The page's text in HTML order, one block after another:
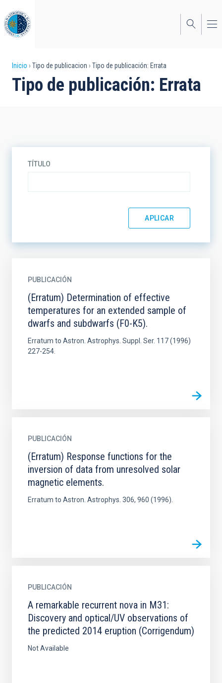
al
contenido
principal
Sobrescribir
enlaces
navegación
Inicio Tipo de publicacion Tipo de publicación: Errata
Tipo de publicación: Errata
TÍTULO
PUBLICACIÓN
(Erratum) Determination of effective
temperatures for an extended sample of
dwarfs and subdwarfs (F0-K5).
Erratum to Astron. Astrophys. Suppl. Ser. 117 (1996)
227-254.
PUBLICACIÓN
(Erratum) Response functions for the
inversion of data from unresolved solar
magnetic elements.
Erratum to Astron. Astrophys. 306, 960 (1996).
PUBLICACIÓN
A remarkable recurrent nova in M31:
Discovery and optical/UV observations of
the predicted 2014 eruption (Corrigendum)
Not Available